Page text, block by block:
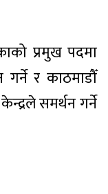
प्रमुख पदमा
र काठमाडौँ
समर्थन गर्ने